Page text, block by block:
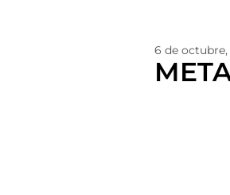
6 de octubre,